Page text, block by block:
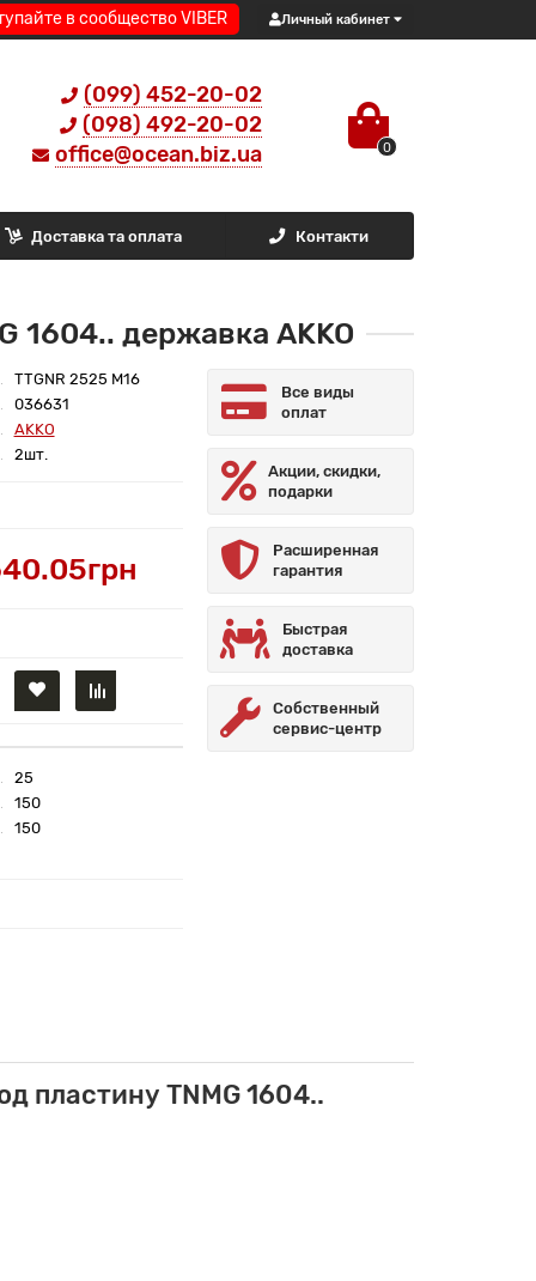
в сообщество VIBER Личный кабинет
(099) 452-20-02
(098) 492-20-02
office@ocean.biz.ua
0
Доставка та оплата Контакти
1604.. державка AKKO
TTGNR 2525 M16
036631
AKKO
2шт.
25
150
150
Все виды
оплат
Акции, скидки,
подарки
Расширенная
гарантия
Быстрая
доставка
Собственный
сервис-центр
пластину TNMG 1604..